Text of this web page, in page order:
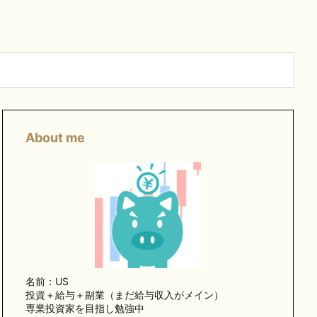
About me
名前：US
投資＋給与＋副業（まだ給与収入がメイン）
専業投資家を目指し勉強中